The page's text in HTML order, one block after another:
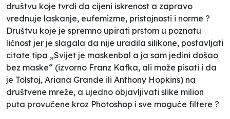
društvu koje tvrdi da cijeni iskrenost a zapravo
vrednuje laskanje, eufemizme, pristojnosti i norme ?
Društvu koje je spremno upirati prstom u poznatu
ličnost jer je slagala da nije uradila silikone, postavljati
citate tipa „Svijet je maskenbal a ja sam jedini došao
bez maske“ (izvorno Franz Kafka, ali može pisati i da
je Tolstoj, Ariana Grande ili Anthony Hopkins) na
društvene mreže, a ujedno objavljivati slike milion
puta provučene kroz Photoshop i sve moguće filtere ?